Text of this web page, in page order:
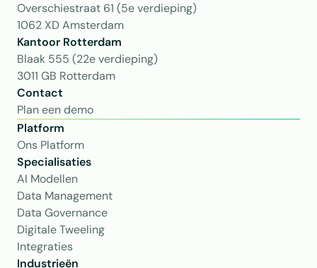
Overschiestraat 61 (5e verdieping)
1062 XD Amsterdam
Kantoor Rotterdam
Blaak 555 (22e verdieping)
3011 GB Rotterdam
Contact
Plan een demo
Platform
Ons Platform
Specialisaties
AI Modellen
Data Management
Data Governance
Digitale Tweeling
Integraties
Industrieën